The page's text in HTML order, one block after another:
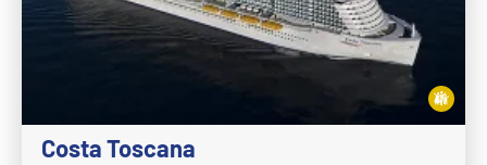
Costa Toscana